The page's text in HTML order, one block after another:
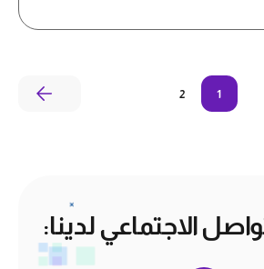
1
2
الاجتماعي لدينا: